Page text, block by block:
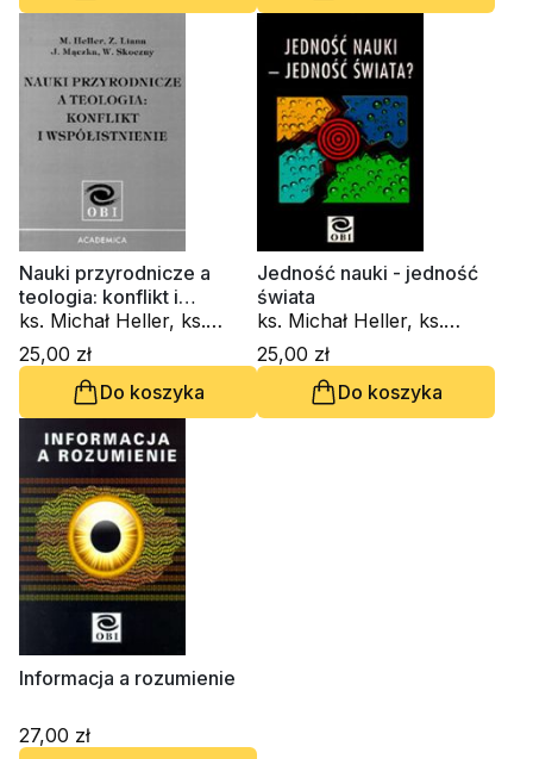
Nauki przyrodnicze a
teologia: konflikt i
współistnienie
ks. Michał Heller, ks.
Janusz Mączka, Zbigniew
Liana, Włodzimierz
Skoczny
25,00 zł
Do koszyka
Jedność nauki - jedność
świata
ks. Michał Heller, ks.
Janusz Mączka
25,00 zł
Do koszyka
Informacja a rozumienie
27,00 zł